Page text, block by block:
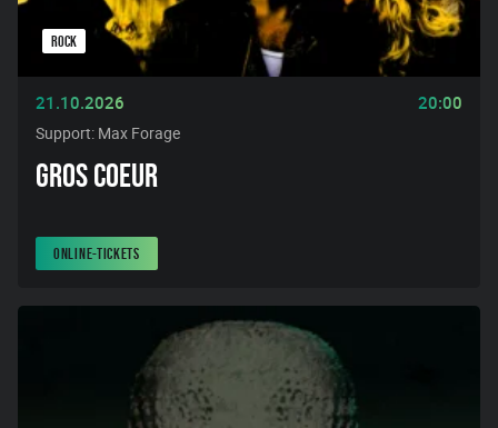
ROCK
21.10.2026 20:00
Support: Max Forage
GROS COEUR
ONLINE-TICKETS